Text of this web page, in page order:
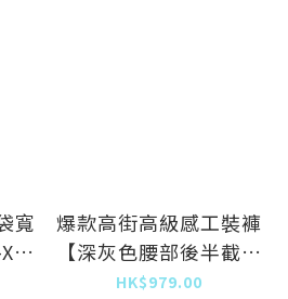
寬
爆款高街高級感工裝褲
【深灰色腰部後半截帶
有鬆緊彈帶XS-2XL
HK$979.00